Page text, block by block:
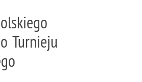
Turnieju